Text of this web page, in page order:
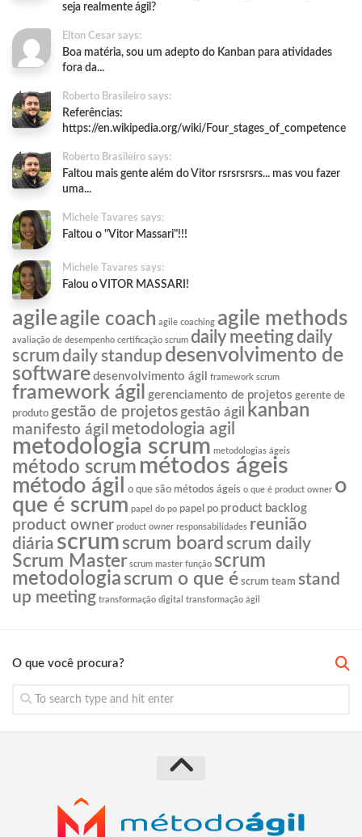
seja realmente ágil?
Elton Cesar says:
Boa matéria, sou um adepto do Kanban para atividades
fora da...
Roberto Brasileiro says:
Referências:
https://en.wikipedia.org/wiki/Four_stages_of_competence
Roberto Brasileiro says:
Faltou mais gente além do Vitor rsrsrsrsrs... mas vou fazer
uma...
Michele Tavares says:
Faltou o "Vitor Massari"!!!
Michele Tavares says:
Falou o VITOR MASSARI!
agileagile coach agile coaching agile methods
avaliação de desempenho certificação scrum daily meeting daily
scrumdaily standup desenvolvimento de
software desenvolvimento ágil framework scrum
framework ágil gerenciamento de projetos gerente de
produto gestão de projetos gestão ágil kanban
manifesto ágil metodologia agil
metodologia scrum metodologias ágeis
método scrum métodos ágeis
método ágil o que são métodos ágeis o que é product owner o
que é scrum papel do po papel po product backlog
product owner product owner responsabilidades reunião
diária scrum scrum board scrum daily
Scrum Master scrum master função scrum
metodologia scrum o que é scrum team stand
up meeting transformação digital transformação ágil
O que você procura?